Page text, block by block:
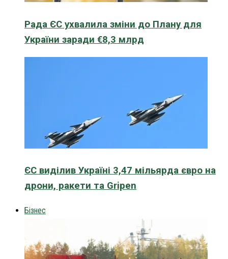
Рада ЄС ухвалила зміни до Плану для
України заради €8,3 млрд
ЄС виділив Україні 3,47 мільярда євро на
дрони, ракети та Gripen
Бізнес